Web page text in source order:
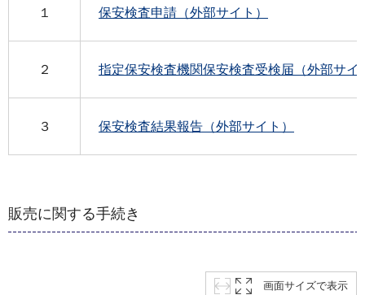
１ 保安検査申請（外部サイト）
２ 指定保安検査機関保安検査受検届（外部サイ
３ 保安検査結果報告（外部サイト）
販売に関する手続き
画面サイズで表示